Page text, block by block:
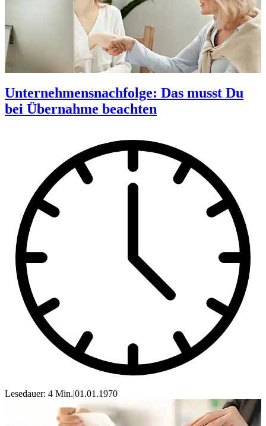
Unternehmensnachfolge: Das musst Du
bei Übernahme beachten
Lesedauer: 4 Min.|01.01.1970